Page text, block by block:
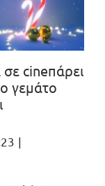
cineπάρει
γεμάτο
|